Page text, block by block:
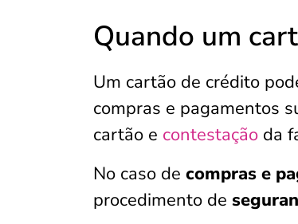
Quando um
Um cartão de crédito
compras e pagamentos
cartão e contestação da
No caso de compras e
procedimento de